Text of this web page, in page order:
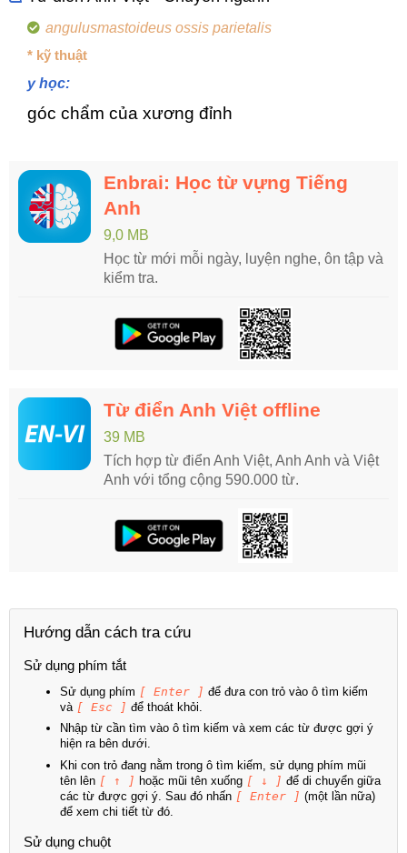
angulusmastoideus ossis parietalis
* kỹ thuật
y học:
góc chẩm của xương đỉnh
Enbrai: Học từ vựng Tiếng
Anh
9,0 MB
Học từ mới mỗi ngày, luyện nghe, ôn tập và
kiểm tra.
Từ điển Anh Việt offline
39 MB
Tích hợp từ điển Anh Việt, Anh Anh và Việt
Anh với tổng cộng 590.000 từ.
Hướng dẫn cách tra cứu
Sử dụng phím tắt
Sử dụng phím [ Enter ] để đưa con trỏ vào ô tìm kiếm
và [ Esc ] để thoát khỏi.
Nhập từ cần tìm vào ô tìm kiếm và xem các từ được gợi ý
hiện ra bên dưới.
Khi con trỏ đang nằm trong ô tìm kiếm, sử dụng phím mũi
tên lên [ ↑ ] hoặc mũi tên xuống [ ↓ ] để di chuyển giữa
các từ được gợi ý. Sau đó nhấn [ Enter ] (một lần nữa)
để xem chi tiết từ đó.
Sử dụng chuột